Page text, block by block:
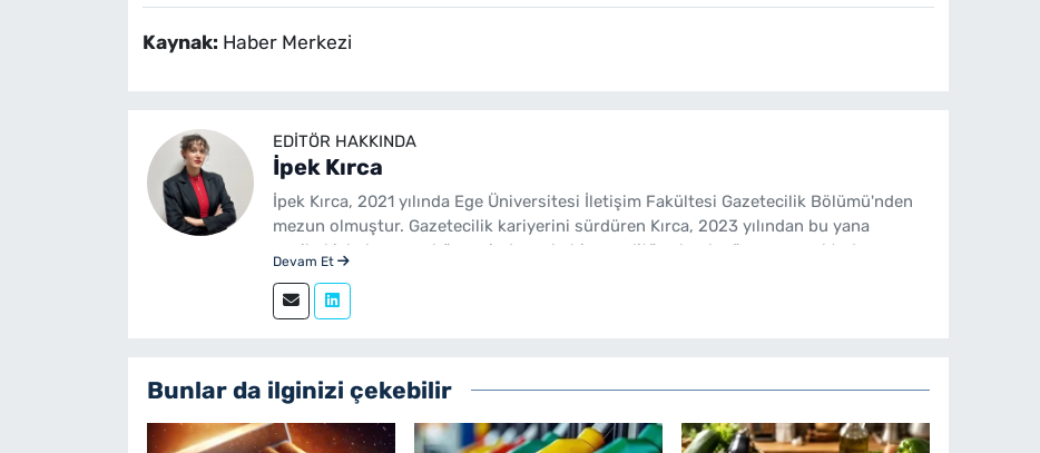
Kaynak: Haber Merkezi
EDITÖR HAKKINDA
İpek Kırca
İpek Kırca, 2021 yılında Ege Üniversitesi İletişim Fakültesi Gazetecilik Bölümü'nden
mezun olmuştur. Gazetecilik kariyerini sürdüren Kırca, 2023 yılından bu yana
yenibakishaber.com bünyesinde muhabir ve editör olarak görev yapmaktadır.
Devam Et
Bunlar da ilginizi çekebilir